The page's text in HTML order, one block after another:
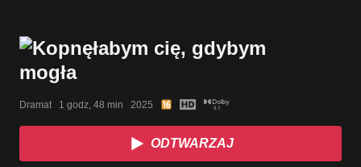
Dramat   1 godz, 48 min   2025
ODTWARZAJ